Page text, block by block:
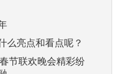
么亮点和看点呢？
节联欢晚会精彩纷